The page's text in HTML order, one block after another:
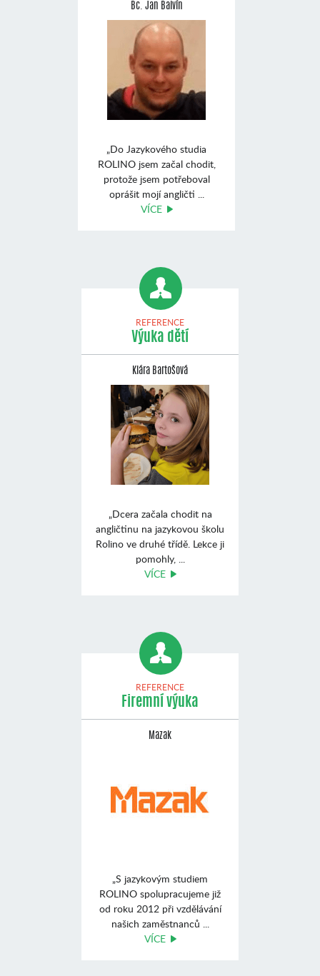
Bc. Jan Balvín
„Do Jazykového studia
ROLINO jsem začal chodit,
protože jsem potřeboval
oprášit mojí angličti ...
VÍCE
REFERENCE
Výuka dětí
Klára Bartošová
„Dcera začala chodit na
angličtinu na jazykovou školu
Rolino ve druhé třídě. Lekce ji
pomohly, ...
VÍCE
REFERENCE
Firemní výuka
Mazak
„S jazykovým studiem
ROLINO spolupracujeme již
od roku 2012 při vzdělávání
našich zaměstnanců ...
VÍCE